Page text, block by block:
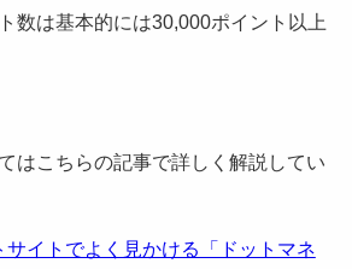
数は基本的には30,000ポイント以上
はこちらの記事で詳しく解説してい
サイトでよく見かける「ドットマネ